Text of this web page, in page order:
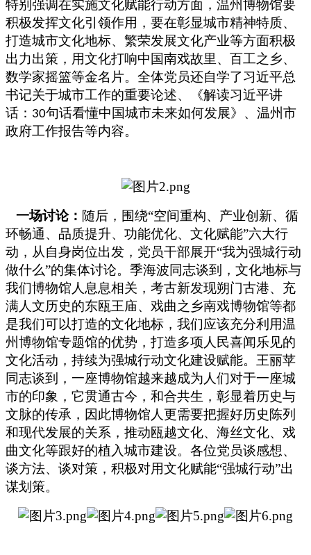
特别强调在实施文化赋能行动方面，温州博物馆要
积极发挥文化引领作用，要在彰显城市精神特质、
打造城市文化地标、繁荣发展文化产业等方面积极
出力出策，用文化打响中国南戏故里、百工之乡、
数学家摇篮等金名片。全体党员还自学了习近平总
书记关于城市工作的重要论述、《解读习近平讲
话 ： 30句话看懂中国城市未来如何发展》、温州市
政府工作报告等内容。
一场讨论： 随后，围绕“空间重构、产业创新、循
环畅通、品质提升、功能优化、文化赋能”六大行
动，从自身岗位出发，党员干部展开“我为强城行动
做什么”的集体讨论。季海波同志谈到，文化地标与
我们博物馆人息息相关，考古新发现朔门古港、充
满人文历史的东瓯王庙、戏曲之乡南戏博物馆等都
是我们可以打造的文化地标，我们应该充分利用温
州博物馆专题馆的优势，打造多项人民喜闻乐见的
文化活动，持续为强城行动文化建设赋能。王丽苹
同志谈到，一座博物馆越来越成为人们对于一座城
市的印象，它贯通古今，和合共生，彰显着历史与
文脉的传承，因此博物馆人更需要把握好历史陈列
和现代发展的关系，推动瓯越文化、海丝文化、戏
曲文化等跟好的植入城市建设。各位党员谈感想、
谈方法、谈对策，积极对用文化赋能“强城行动”出
谋划策。